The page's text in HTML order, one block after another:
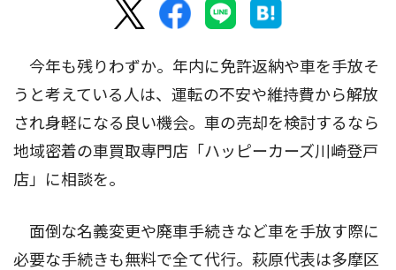
今年も残りわずか。年内に免許返納や車を手放そ
うと考えている人は、運転の不安や維持費から解放
され身軽になる良い機会。車の売却を検討するなら
地域密着の車買取専門店「ハッピーカーズ川崎登戸
店」に相談を。
面倒な名義変更や廃車手続きなど車を手放す際に
必要な手続きも無料で全て代行。萩原代表は多摩区